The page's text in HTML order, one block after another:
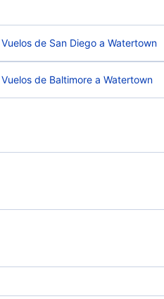
Vuelos de San Diego a Watertown
Vuelos de Baltimore a Watertown
Vuelos de Watertown a Seattle